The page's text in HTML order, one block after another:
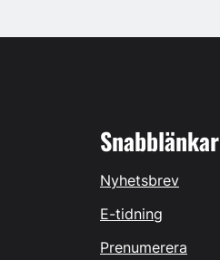
Snabblänkar
Nyhetsbrev
E-tidning
Prenumerera